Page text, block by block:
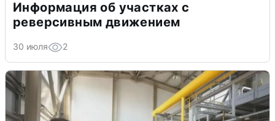
Информация об участках с
реверсивным движением
30 июля 2